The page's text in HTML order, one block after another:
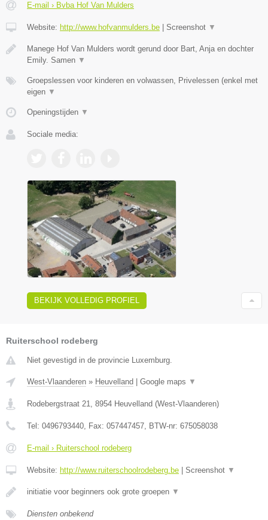
E-mail › Bvba Hof Van Mulders
Website: http://www.hofvanmulders.be Screenshot ▼
Manege Hof Van Mulders wordt gerund door Bart, Anja en dochter
Emily. Samen ▼
Groepslessen voor kinderen en volwassen, Privelessen (enkel met
eigen ▼
Openingstijden ▼
Sociale media:
BEKIJK VOLLEDIG PROFIEL
Ruiterschool rodeberg
Niet gevestigd in de provincie Luxemburg.
West-Vlaanderen » Heuvelland Google maps ▼
Rodebergstraat 21 8954 Heuvelland (West-Vlaanderen)
Tel: 0496793440 , Fax: 057447457 , BTW-nr: 675058038
E-mail › Ruiterschool rodeberg
Website: http://www.ruiterschoolrodeberg.be Screenshot ▼
initiatie voor beginners ook grote groepen ▼
Diensten onbekend